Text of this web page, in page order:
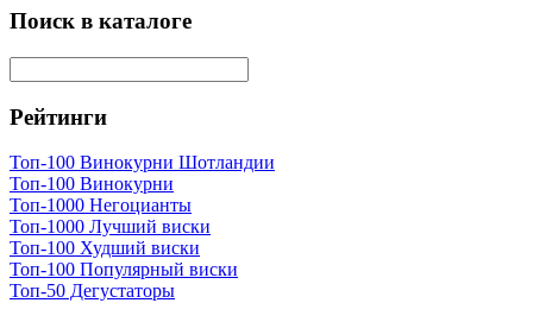
Поиск в каталоге
Рейтинги
Топ-100 Винокурни Шотландии
Топ-100 Винокурни
Топ-1000 Негоцианты
Топ-1000 Лучший виски
Топ-100 Худший виски
Топ-100 Популярный виски
Топ-50 Дегустаторы